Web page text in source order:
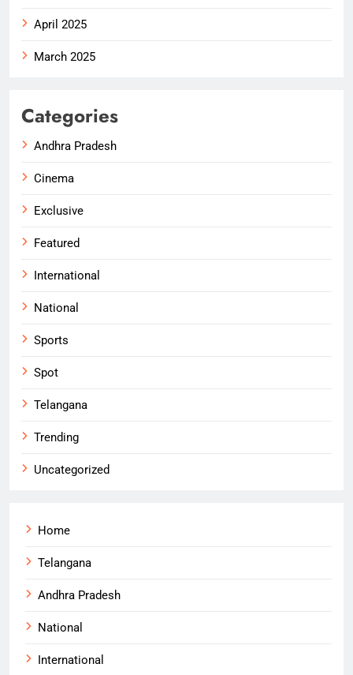
April 2025
March 2025
Categories
Andhra Pradesh
Cinema
Exclusive
Featured
International
National
Sports
Spot
Telangana
Trending
Uncategorized
Home
Telangana
Andhra Pradesh
National
International